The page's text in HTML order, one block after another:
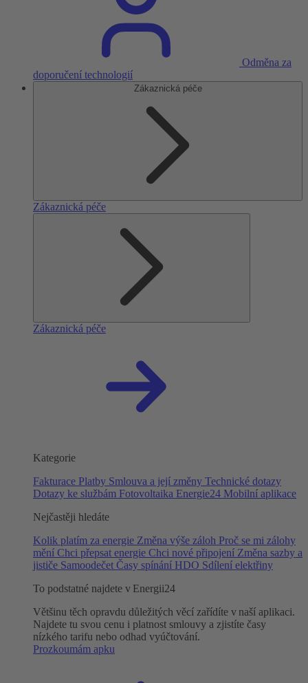
Odměna za
doporučení technologií
Zákaznická péče
Zákaznická péče
Zákaznická péče
Kategorie
Fakturace Platby Smlouva a její změny Technické dotazy
Dotazy ke službám Fotovoltaika Energie24 Mobilní aplikace
Nejčastěji hledáte
Kolik platím za energie Změna výše záloh Proč se mi zálohy
mění Chci přepsat energie Chci nové připojení Změna sazby a
jističe Samoodečet Časy spínání HDO Sdílení elektřiny
To podstatné najdete v Energii24
Většinu těch opravdu důležitých věcí zařídíte v naší aplikaci.
Najdete tu svou cenu i platnost smlouvy a zjistíte časy
nízkého tarifu nebo odhad vyúčtování.
Prozkoumám apku